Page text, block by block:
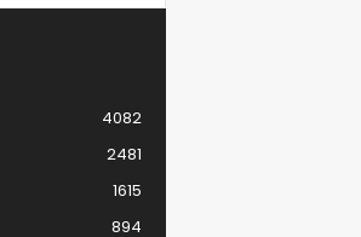
4082
2481
1615
894